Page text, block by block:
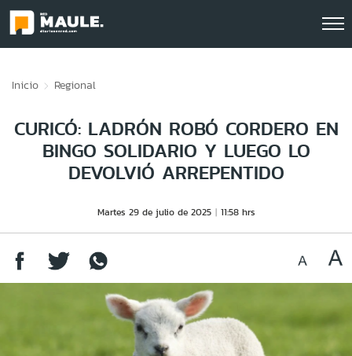
Inicio Regional
CURICÓ: LADRÓN ROBÓ CORDERO EN
BINGO SOLIDARIO Y LUEGO LO
DEVOLVIÓ ARREPENTIDO
Martes 29 de julio de 2025 11:58 hrs